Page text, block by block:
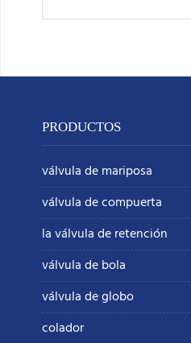
PRODUCTOS
válvula de mariposa
válvula de compuerta
la válvula de retención
válvula de bola
válvula de globo
colador